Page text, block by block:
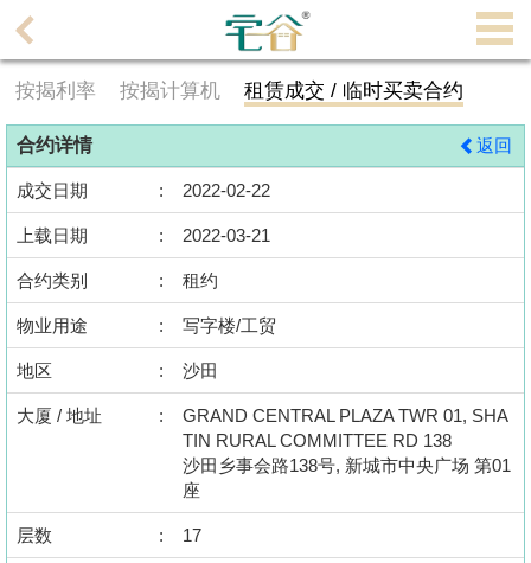
理
主
页
搵
楼/
成
交
业
主
放
盘
谷
按
按揭利率 按揭计算机 租赁成交 / 临时买卖合约
合约详情 返回
成交日期 : 2022-02-22
上载日期 : 2022-03-21
合约类别 : 租约
物业用途 : 写字楼/工贸
地区 : 沙田
大厦 / 地址 :
GRAND CENTRAL PLAZA TWR 01, SHA
TIN RURAL COMMITTEE RD 138
沙田乡事会路138号, 新城市中央广场 第01
座
层数 : 17